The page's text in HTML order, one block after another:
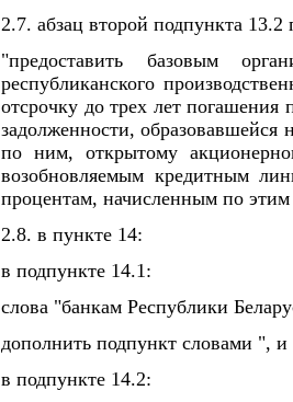
2.7. абзац второй подпункта
"предоставить базовым
республиканского
отсрочку до трех лет
задолженности, образовавшейся
по ним, открытому
возобновляемым кредитным
процентам, начисленным по
2.8. в пункте 14:
в подпункте 14.1:
слова "банкам Республики
дополнить подпункт словами ",
в подпункте 14.2: